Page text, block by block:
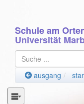
Schule am
Universität
ausgang